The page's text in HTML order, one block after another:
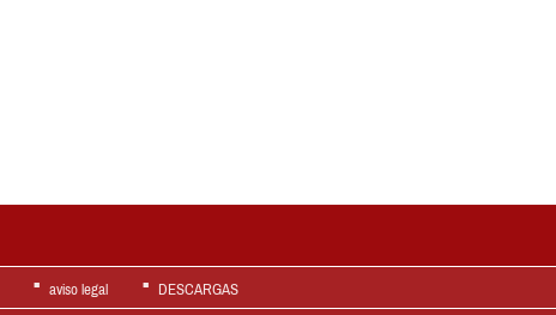
aviso legal DESCARGAS